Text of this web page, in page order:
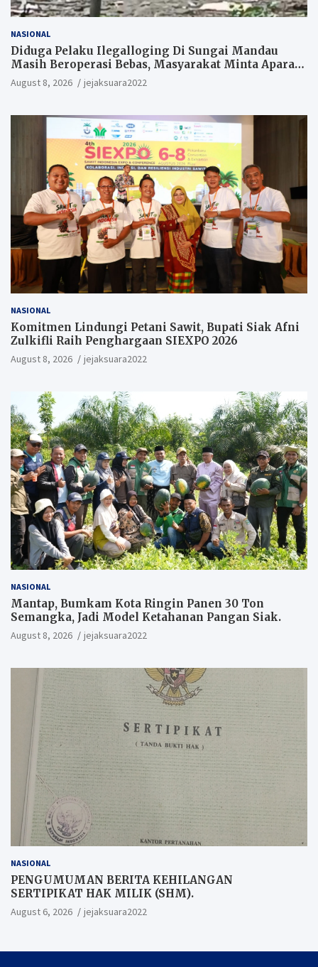
NASIONAL
Diduga Pelaku Ilegalloging Di Sungai Mandau
Masih Beroperasi Bebas, Masyarakat Minta Aparat
Penegak Hukum Segera Tangkap Aktor Dan
Pengurus.
August 8, 2026 jejaksuara2022
NASIONAL
Komitmen Lindungi Petani Sawit, Bupati Siak Afni
Zulkifli Raih Penghargaan SIEXPO 2026
August 8, 2026 jejaksuara2022
NASIONAL
Mantap, Bumkam Kota Ringin Panen 30 Ton
Semangka, Jadi Model Ketahanan Pangan Siak.
August 8, 2026 jejaksuara2022
NASIONAL
PENGUMUMAN BERITA KEHILANGAN
SERTIPIKAT HAK MILIK (SHM).
August 6, 2026 jejaksuara2022